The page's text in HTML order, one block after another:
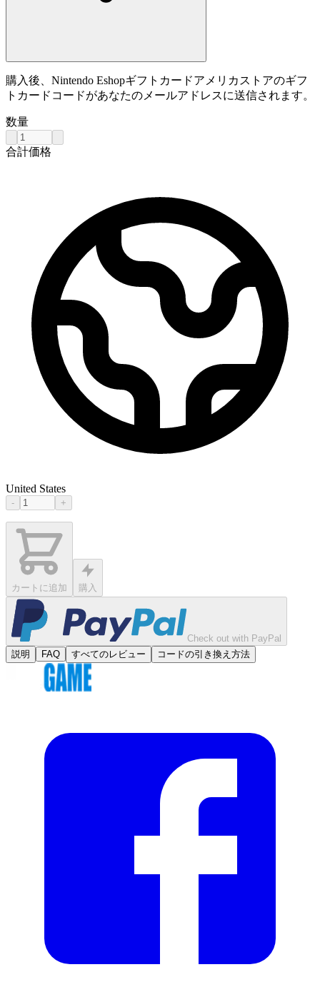
購入後、Nintendo Eshopギフトカードアメリカストアのギフ
トカードコードがあなたのメールアドレスに送信されます。
数量
合計価格
United States
- +
カートに追加 購入
Check out with PayPal
説明
FAQ すべてのレビュー コードの引き換え方法